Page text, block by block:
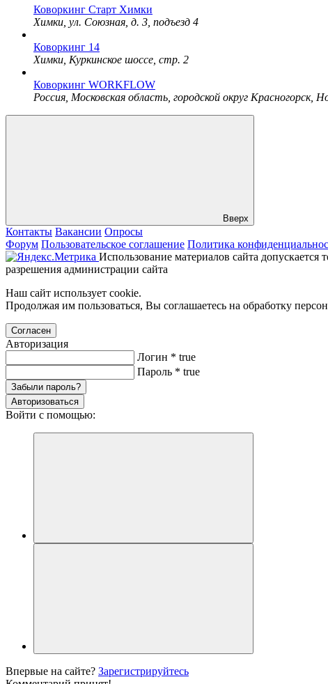
Коворкинг Старт Химки
Химки, ул. Союзная, д. 3, подъезд 4
Коворкинг 14
Химки, Куркинское шоссе, стр. 2
Коворкинг WORKFLOW
Россия, Московская область, городской округ Красногорск,
Вверх
Контакты Вакансии Опросы
Форум Пользовательское соглашение Политика
Использование материалов сайта допускается
разрешения администрации сайта
Наш сайт использует cookie.
Продолжая им пользоваться, Вы соглашаетесь на обработку
Согласен
Авторизация
Логин * true
Пароль * true
Забыли пароль?
Авторизоваться
Войти с помощью:
Впервые на сайте? Зарегистрируйтесь